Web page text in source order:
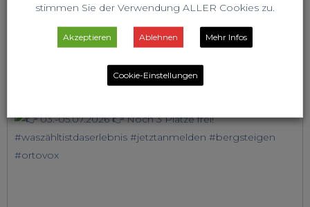
stimmen Sie der Verwendung ALLER Cookies zu.
Akzeptieren Ablehnen Mehr Infos
Cookie-Einstellungen